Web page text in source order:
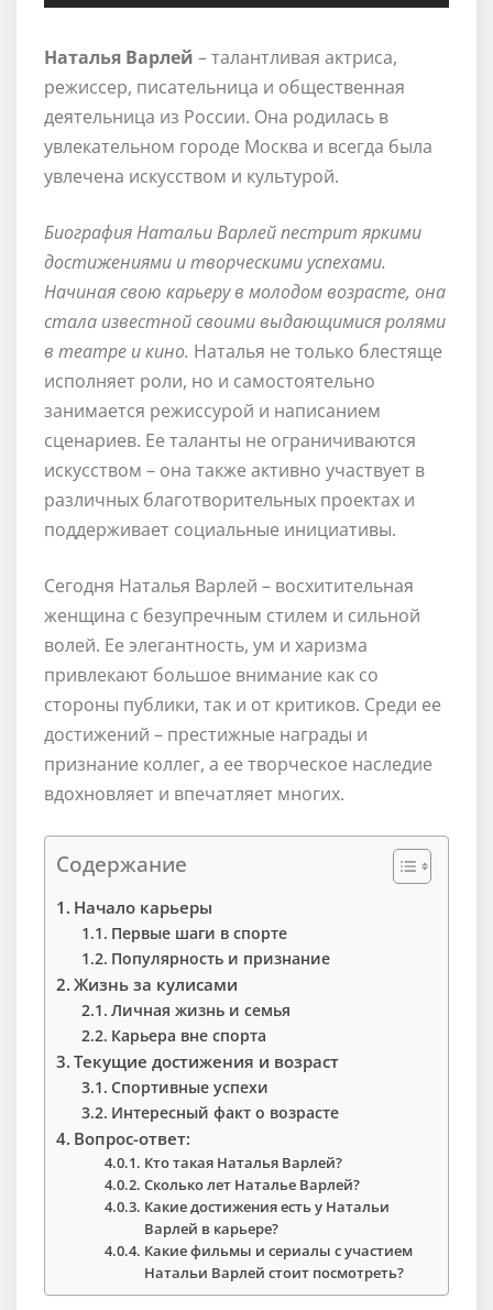
Наталья Варлей – талантливая актриса,
режиссер, писательница и общественная
деятельница из России. Она родилась в
увлекательном городе Москва и всегда была
увлечена искусством и культурой.
Биография Натальи Варлей пестрит яркими
достижениями и творческими успехами.
Начиная свою карьеру в молодом возрасте, она
стала известной своими выдающимися ролями
в театре и кино. Наталья не только блестяще
исполняет роли, но и самостоятельно
занимается режиссурой и написанием
сценариев. Ее таланты не ограничиваются
искусством – она также активно участвует в
различных благотворительных проектах и
поддерживает социальные инициативы.
Сегодня Наталья Варлей – восхитительная
женщина с безупречным стилем и сильной
волей. Ее элегантность, ум и харизма
привлекают большое внимание как со
стороны публики, так и от критиков. Среди ее
достижений – престижные награды и
признание коллег, а ее творческое наследие
вдохновляет и впечатляет многих.
Содержание
Начало карьеры
Первые шаги в спорте
Популярность и признание
Жизнь за кулисами
Личная жизнь и семья
Карьера вне спорта
Текущие достижения и возраст
Спортивные успехи
Интересный факт о возрасте
Вопрос-ответ:
Кто такая Наталья Варлей?
Сколько лет Наталье Варлей?
Какие достижения есть у Натальи
Варлей в карьере?
Какие фильмы и сериалы с участием
Натальи Варлей стоит посмотреть?